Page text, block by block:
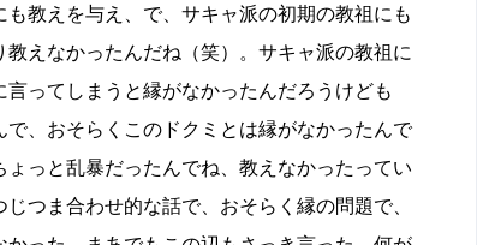
教えを与え、で、サキャ派の初期の教祖にも
えなかったんだね（笑）。サキャ派の教祖に
ってしまうと縁がなかったんだろうけども
で、おそらくこのドクミとは縁がなかったんで
っと乱暴だったんでね、教えなかったってい
つま合わせ的な話で、おそらく縁の問題で、